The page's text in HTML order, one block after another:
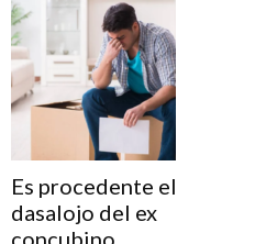
Es procedente el
dasalojo del ex
concubino